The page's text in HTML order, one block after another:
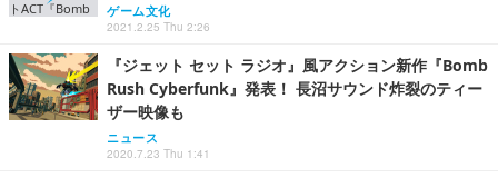
ゲーム文化
2021.2.25 Thu 2:26
『ジェット セット ラジオ』風アクション新作『Bomb
Rush Cyberfunk』発表！ 長沼サウンド炸裂のティー
ザー映像も
ニュース
2020.7.23 Thu 1:41